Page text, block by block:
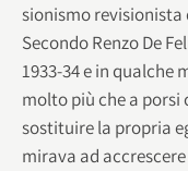
sionismo revisionista
Secondo Renzo De
1933-34 e in qualche
molto più che a porsi
sostituire la propria
mirava ad